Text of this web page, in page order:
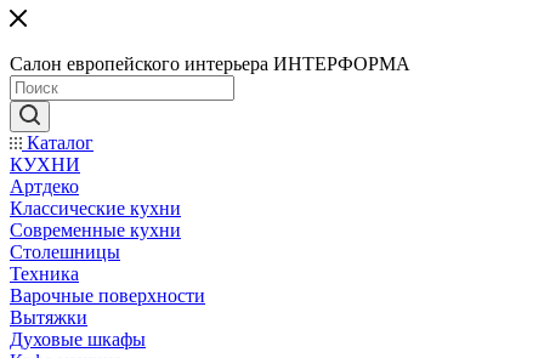
Салон европейского интерьера ИНТЕРФОРМА
Каталог
КУХНИ
Артдеко
Классические кухни
Современные кухни
Столешницы
Техника
Варочные поверхности
Вытяжки
Духовые шкафы